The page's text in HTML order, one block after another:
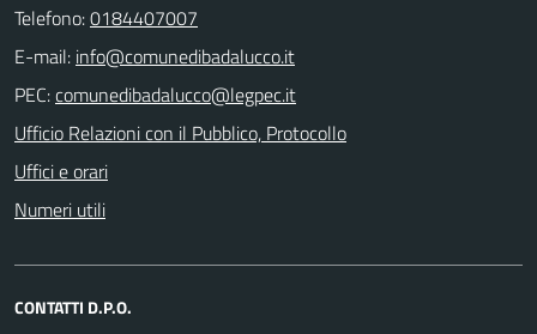
Telefono:0184407007
E-mail:
PEC:
Ufficio Relazioni con il Pubblico, Protocollo
Uffici e orari
Numeri utili
CONTATTI D.P.O.